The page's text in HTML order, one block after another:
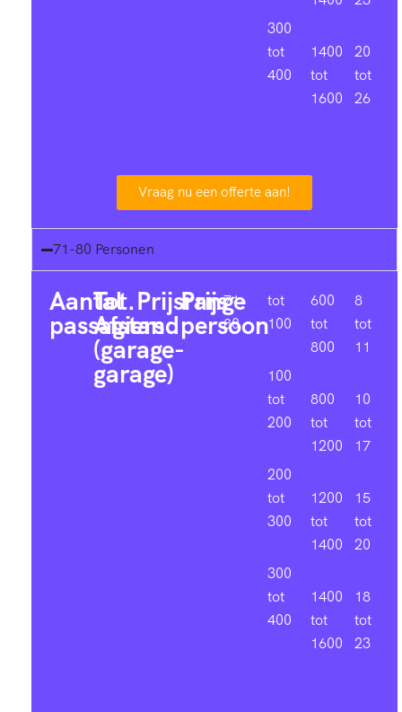
300
tot
400
1400
tot
1600
20
tot
26
Vraag nu een offerte aan!
71-80 Personen
Aantal
passagiers
Tot.
Afstand
(garage-
garage)
Prijsrange
Prijs
persoon
71-
80
tot
100
100
tot
200
200
tot
300
300
tot
400
600
tot
800
800
tot
1200
1200
tot
1400
1400
tot
1600
8
tot
11
10
tot
17
15
tot
20
18
tot
23
0
4
7
1
5
8